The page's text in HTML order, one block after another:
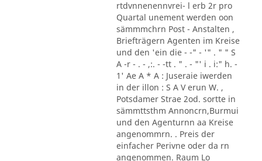
rtdvnnenennvrei- l erb 2r pro
Quartal unement werden oon
sämmmchrn Post - Anstalten ,
Briefträgern Agenten im Kreise
und den 'ein die - -" - '" . " " S
A -r - . - ,:. - -tt . " . - "' i . i:" h. -
1' Ae A * A : Juseraie iwerden
in der illon : S A V erun W. ,
Potsdamer Strae 2od. sortte in
sämmttsthm Annoncrn,Burmui
und den Agenturnn aa Kreise
angenommrn. . Preis der
einfacher Perivne oder da rn
angenommen. Raum Lo